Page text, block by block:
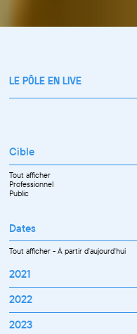
LE PÔLE EN LIVE
Cible
Tout afficher
Professionnel
Public
Dates
Tout afficher-À partir d'aujourd'hui
2021
Septembre
Novembre
Décembre
2022
Janvier
2023